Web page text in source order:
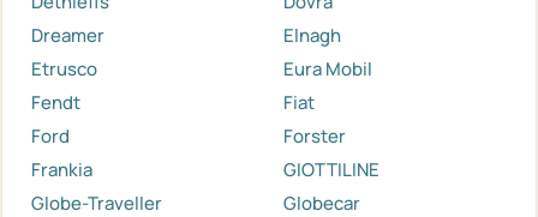
Dreamer
Elnagh
Etrusco
Eura Mobil
Fendt
Fiat
Ford
Forster
Frankia
GIOTTILINE
Globe-Traveller
Globecar